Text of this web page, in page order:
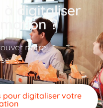
à digitaliser
?
notre
pour digitaliser votre